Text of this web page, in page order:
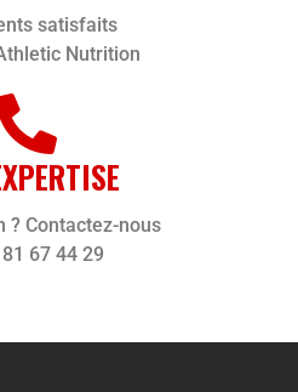
satisfaits
Nutrition
? Contactez-nous
67 44 29